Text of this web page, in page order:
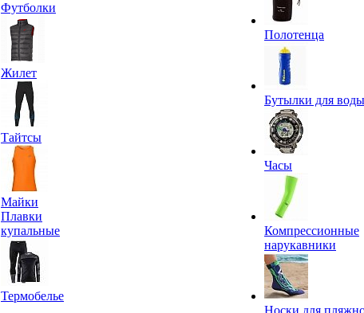
Футболки
Жилет
Тайтсы
Майки
Плавки
купальные
Термобелье
Полотенца
Бутылки для воды
Часы
Компрессионные
нарукавники